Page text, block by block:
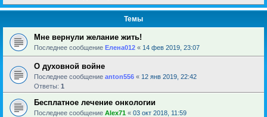
Темы
Мне вернули желание жить!
Последнее сообщение Елена012 « 14 фев 2019, 23:07
О духовной войне
Последнее сообщение anton556 « 12 янв 2019, 22:42
Ответы: 1
Бесплатное лечение онкологии
Последнее сообщение Alex71 « 03 окт 2018, 11:59